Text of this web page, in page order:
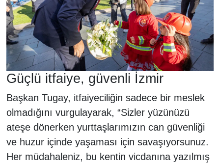
Güçlü itfaiye, güvenli İzmir
Başkan Tugay, itfaiyeciliğin sadece bir meslek
olmadığını vurgulayarak, “Sizler yüzünüzü
ateşe dönerken yurttaşlarımızın can güvenliği
ve huzur içinde yaşaması için savaşıyorsunuz.
Her müdahaleniz, bu kentin vicdanına yazılmış